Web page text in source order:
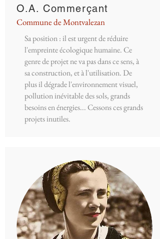
O.A. Commerçant
Commune de Montvalezan
Sa position : il est urgent de réduire
l'empreinte écologique humaine. Ce
genre de projet ne va pas dans ce sens, à
sa construction, et à l'utilisation. De
plus il dégrade l'environnement visuel,
pollution inévitable des sols, grands
besoins en énergies... Cessons ces grands
projets inutiles.